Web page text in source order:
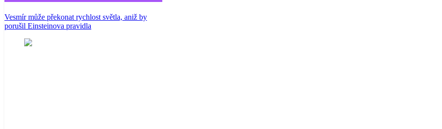
Vesmír může překonat rychlost světla, aniž by
porušil Einsteinova pravidla